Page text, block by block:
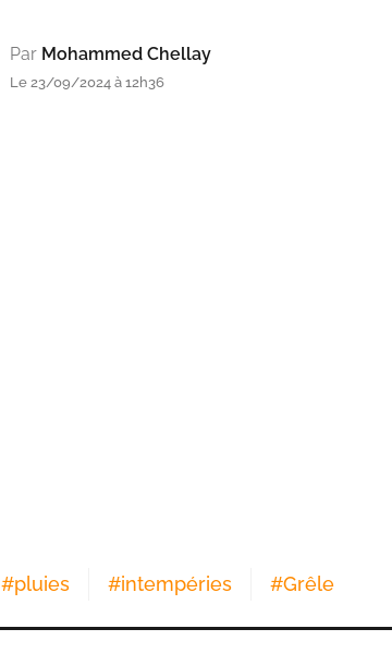
Par Mohammed Chellay
Le 23/09/2024 à 12h36
#pluies #intempéries #Grêle